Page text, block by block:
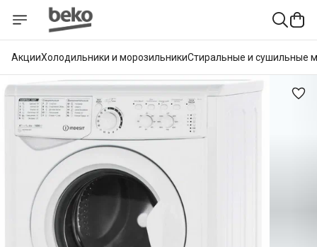
АкцииХолодильники и морозильникиСтиральные и сушильные